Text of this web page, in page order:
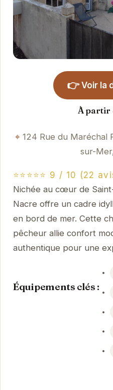
👉 Voir la
À partir
124 Rue du Maréchal
sur-
⭐⭐⭐⭐⭐ 9 / 10 (22
Nichée au cœur de
Nacre offre un cadre
en bord de mer. Cette
pêcheur allie confort
authentique pour une
Équipements clés :